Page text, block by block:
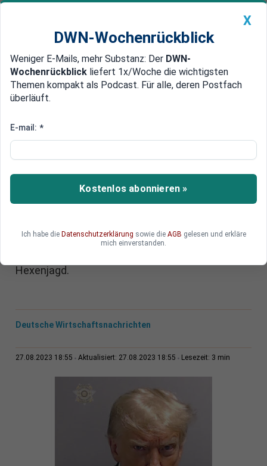
Newsticker MEIN DWN: Geldanlage Premium
Edelmetalle DWN-Magazin China
Donald Trump kassiert mit
Seit das jetzt schon berühmte Polizeifoto von
Donald Trump veröffentlicht wurde, hat der Ex-
Präsident mehr als sieben Millionen Dollar an
politischen Gegner auf sein Ende hoffen, scheint
es, dass die Anklagen Donald Trump aktuell mehr
Hexenjagd.
Deutsche Wirtschaftsnachrichten
27.08.2023 18:55 Aktualisiert: 27.08.2023 18:55 Lesezeit: 3 min
X
DWN-Wochenrückblick
Weniger E-Mails, mehr Substanz: Der DWN-
Wochenrückblick liefert 1x/Woche die wichtigsten
Themen kompakt als Podcast. Für alle, deren Postfach
überläuft.
E-mail: *
Kostenlos abonnieren »
Ich habe die Datenschutzerklärung sowie die AGB gelesen und erkläre
mich einverstanden.